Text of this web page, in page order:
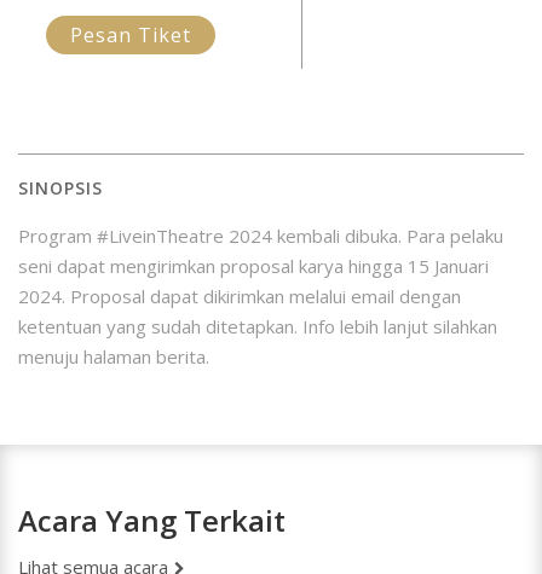
Pesan Tiket
SINOPSIS
Program #LiveinTheatre 2024 kembali dibuka. Para pelaku
seni dapat mengirimkan proposal karya hingga 15 Januari
2024. Proposal dapat dikirimkan melalui email dengan
ketentuan yang sudah ditetapkan. Info lebih lanjut silahkan
menuju halaman berita.
Acara Yang Terkait
Lihat semua acara